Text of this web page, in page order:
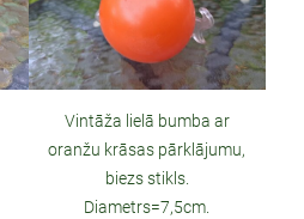
Vintāža lielā bumba ar
oranžu krāsas pārklājumu,
biezs stikls.
Diametrs=7,5cm.